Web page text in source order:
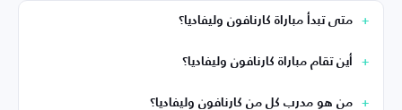
متى تبدأ مباراة كارنافون وليفاديا؟
أين تقام مباراة كارنافون وليفاديا؟
من هو مدرب كل من كارنافون وليفاديا؟